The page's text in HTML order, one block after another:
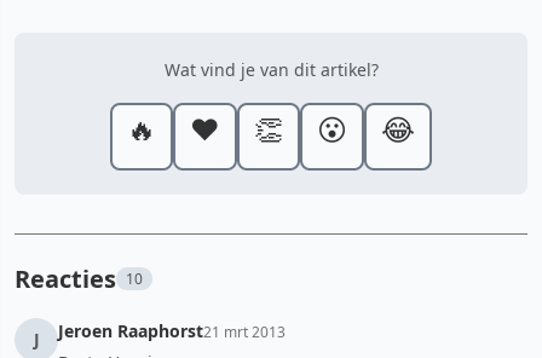
Wat vind je van dit artikel?
🔥 ❤️ 👏 😮 😂
Reacties 10
J Jeroen Raaphorst21 mrt 2013